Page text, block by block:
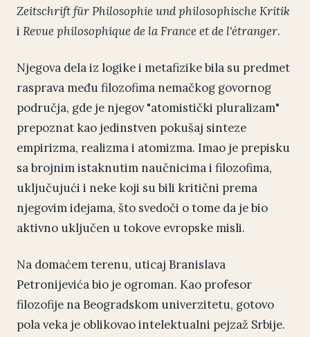
Zeitschrift für Philosophie und philosophische Kritik
i Revue philosophique de la France et de l'étranger.
Njegova dela iz logike i metafizike bila su predmet
rasprava među filozofima nemačkog govornog
područja, gde je njegov "atomistički pluralizam"
prepoznat kao jedinstven pokušaj sinteze
empirizma, realizma i atomizma. Imao je prepisku
sa brojnim istaknutim naučnicima i filozofima,
uključujući i neke koji su bili kritični prema
njegovim idejama, što svedoči o tome da je bio
aktivno uključen u tokove evropske misli.
Na domaćem terenu, uticaj Branislava
Petronijevića bio je ogroman. Kao profesor
filozofije na Beogradskom univerzitetu, gotovo
pola veka je oblikovao intelektualni pejzaž Srbije.